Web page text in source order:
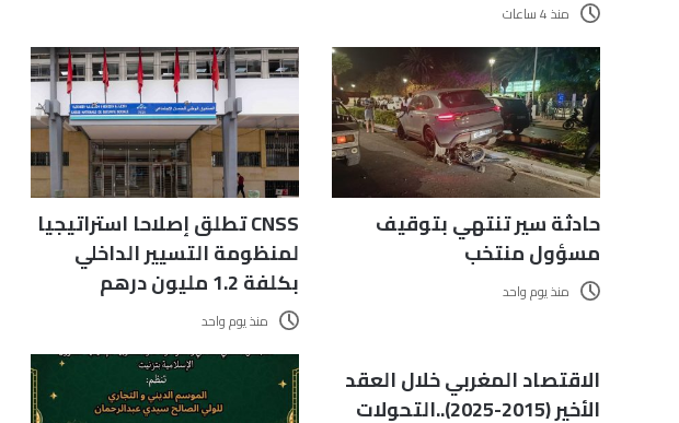
منذ 4 ساعات
حادثة سير تنتهي بتوقيف
مسؤول منتخب
منذ يوم واحد
CNSS تطلق إصلاحا استراتيجيا
لمنظومة التسيير الداخلي
بكلفة 1.2 مليون درهم
منذ يوم واحد
الاقتصاد المغربي خلال العقد
الأخير (2015-2025)..التحولات